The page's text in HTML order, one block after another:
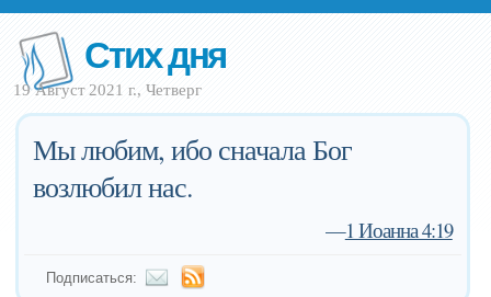
Стих дня
19 Август 2021 г., Четверг
Мы любим, ибо сначала Бог
возлюбил нас.
—1 Иоанна 4:19
Подписаться: